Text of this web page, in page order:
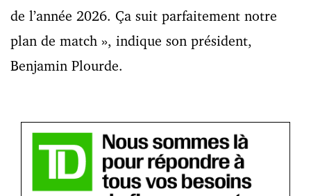
de l’année 2026. Ça suit parfaitement notre
plan de match », indique son président,
Benjamin Plourde.